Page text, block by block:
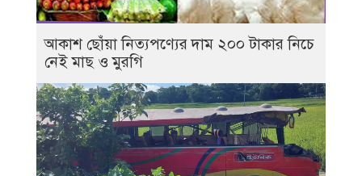
আকাশ ছোঁয়া নিত্যপণ্যের দাম ২০০ টাকার নিচে
নেই মাছ ও মুরগি